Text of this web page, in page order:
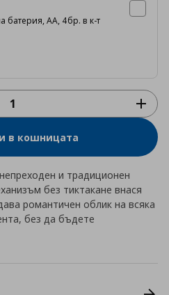
батерия, АА, 4бр. в к-т
в кошницата
и традиционен
без тиктакане внася
романтичен облик на всяка
без да бъдете